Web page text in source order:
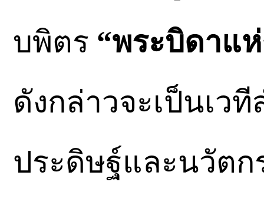
บพิตร “พระบิดาแ
ดังกล่าวจะเป็นเว
ประดิษฐ์และนวัต